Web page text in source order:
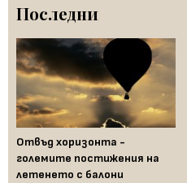
Последни
Отвъд хоризонта -
големите постижения на
летенето с балони